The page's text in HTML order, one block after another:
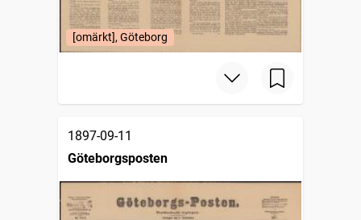
[omärkt], Göteborg
1897-09-11
Göteborgsposten